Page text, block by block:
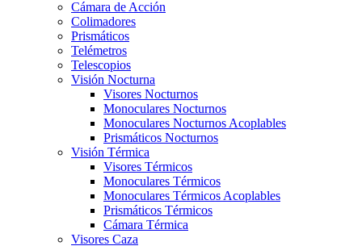
Cámara de Acción
Colimadores
Prismáticos
Telémetros
Telescopios
Visión Nocturna
Visores Nocturnos
Monoculares Nocturnos
Monoculares Nocturnos Acoplables
Prismáticos Nocturnos
Visión Térmica
Visores Térmicos
Monoculares Térmicos
Monoculares Térmicos Acoplables
Prismáticos Térmicos
Cámara Térmica
Visores Caza